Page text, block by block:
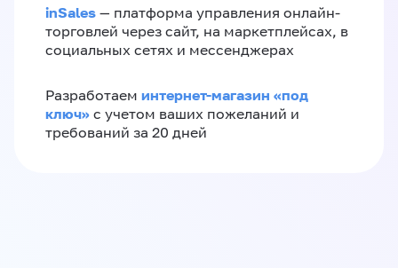
inSales — платформа управления онлайн-
торговлей через сайт, на маркетплейсах, в
социальных сетях и мессенджерах
Разработаем интернет-магазин «‎под
ключ»‎ с учетом ваших пожеланий и
требований за 20 дней